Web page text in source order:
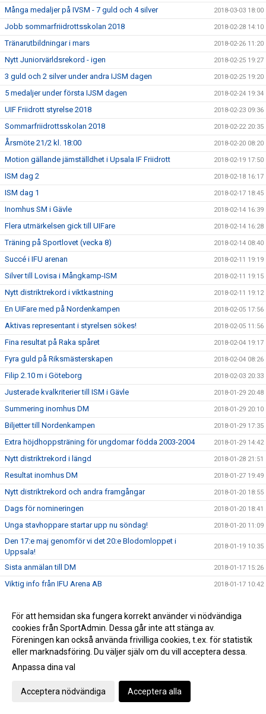
Många medaljer på IVSM - 7 guld och 4 silver 2018-03-03 18:00
Jobb sommarfriidrottsskolan 2018 2018-02-28 14:10
Tränarutbildningar i mars 2018-02-26 11:20
Nytt Juniorvärldsrekord - igen 2018-02-25 19:27
3 guld och 2 silver under andra IJSM dagen 2018-02-25 19:20
5 medaljer under första IJSM dagen 2018-02-24 19:34
UIF Friidrott styrelse 2018 2018-02-23 09:36
Sommarfriidrottsskolan 2018 2018-02-22 20:35
Årsmöte 21/2 kl. 18:00 2018-02-20 08:20
Motion gällande jämställdhet i Upsala IF Friidrott 2018-02-19 17:50
ISM dag 2 2018-02-18 16:17
ISM dag 1 2018-02-17 18:45
Inomhus SM i Gävle 2018-02-14 16:39
Flera utmärkelsen gick till UIFare 2018-02-14 16:28
Träning på Sportlovet (vecka 8) 2018-02-14 08:40
Succé i IFU arenan 2018-02-11 19:19
Silver till Lovisa i Mångkamp-ISM 2018-02-11 19:15
Nytt distriktrekord i viktkastning 2018-02-11 19:12
En UIFare med på Nordenkampen 2018-02-05 17:56
Aktivas representant i styrelsen sökes! 2018-02-05 11:56
Fina resultat på Raka spåret 2018-02-04 19:17
Fyra guld på Riksmästerskapen 2018-02-04 08:26
Filip 2.10 m i Göteborg 2018-02-03 20:33
Justerade kvalkriterier till ISM i Gävle 2018-01-29 20:48
Summering inomhus DM 2018-01-29 20:10
Biljetter till Nordenkampen 2018-01-29 17:35
Extra höjdhoppsträning för ungdomar födda 2003-2004 2018-01-29 14:42
Nytt distriktrekord i längd 2018-01-28 21:51
Resultat inomhus DM 2018-01-27 19:49
Nytt distriktrekord och andra framgångar 2018-01-20 18:55
Dags för nomineringen 2018-01-20 18:41
Unga stavhoppare startar upp nu söndag! 2018-01-20 11:09
Den 17:e maj genomför vi det 20:e Blodomloppet i
Uppsala!
2018-01-19 10:35
Sista anmälan till DM 2018-01-17 15:26
Viktig info från IFU Arena AB 2018-01-17 10:42
Funktionärsutbildning 2018-01-17 09:23
Friidrottsprofil på Gränbyskolan från HT2018
Mondo fick pris på Idrottsgalan 2018-01-16 10:00
Nytt juniorvärldsrekord i säsongsdebut - men dessvärre
Biljetter till Nordenkampen som UIF:are
För att hemsidan ska fungera korrekt använder vi nödvändiga
cookies från SportAdmin. Dessa går inte att stänga av.
Föreningen kan också använda frivilliga cookies, t.ex. för statistik
eller marknadsföring. Du väljer själv om du vill acceptera dessa.
Anpassa dina val
Acceptera nödvändiga Acceptera alla